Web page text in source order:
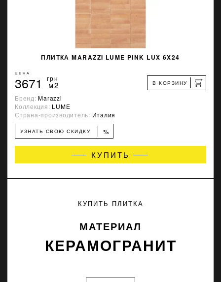
ПЛИТКА MARAZZI LUME PINK LUX 6X24
ЦЕНА
3671 грн
м2 В КОРЗИНУ
Бренд:Marazzi
Коллекция: LUME
Страна-производитель: Италия
УЗНАТЬ СВОЮ СКИДКУ %
КУПИТЬ
КУПИТЬ ПЛИТКА
МАТЕРИАЛ
КЕРАМОГРАНИТ